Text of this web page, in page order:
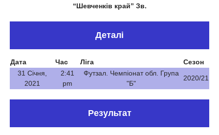
“Шевченків край” Зв.
Деталі
Дата Час Ліга
Сезон
31 Січня,
2021
2:41
pm
Футзал. Чемпіонат обл. Група
"Б"
2020/21
Результат